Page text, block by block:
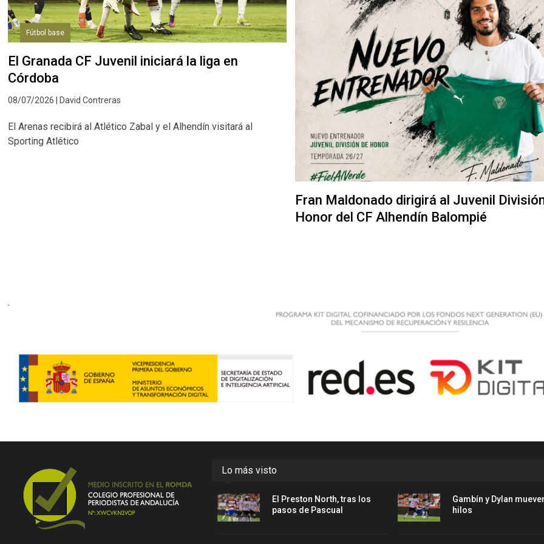
Fútbol base
El Granada CF Juvenil iniciará la liga en
Córdoba
08/07/2026 | David Contreras
El Arenas recibirá al Atlético Zabal y el Alhendín visitará al
Sporting Atlético
Fran Maldonado dirigirá al Juvenil
Honor del CF Alhendín Balompié
Lo más visto
El Preston North, tras los
pasos de Pascual
Gambín y Dylan
hilos